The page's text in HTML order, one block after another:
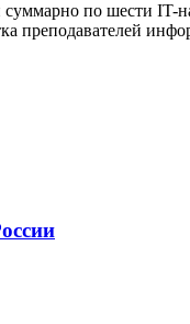
по шести IT-
преподавателей